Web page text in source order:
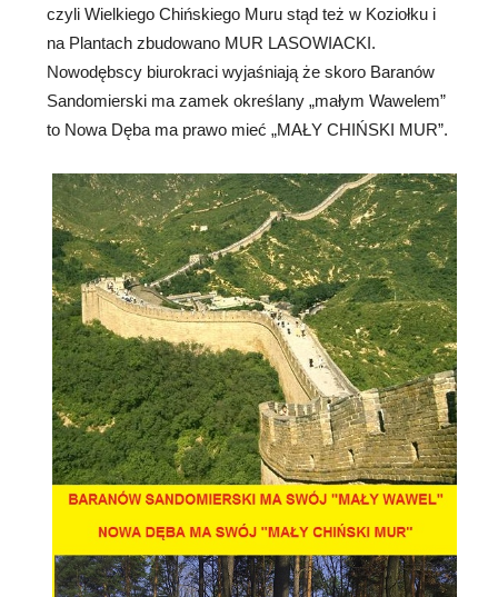
czyli Wielkiego Chińskiego Muru stąd też w Koziołku i
na Plantach zbudowano MUR LASOWIACKI.
Nowodębscy biurokraci wyjaśniają że skoro Baranów
Sandomierski ma zamek określany „małym Wawelem”
to Nowa Dęba ma prawo mieć „MAŁY CHIŃSKI MUR”.